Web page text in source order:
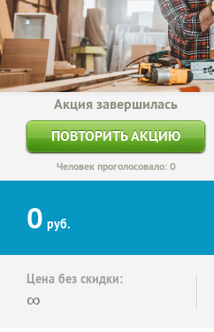
Акция завершилась
ПОВТОРИТЬ АКЦИЮ
Человек проголосовало: 0
0 руб.
Цена без скидки:
∞